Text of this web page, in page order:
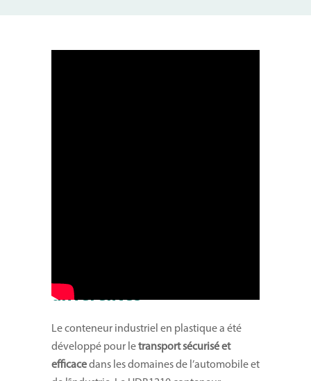
différentes
Le conteneur industriel en plastique a été
développé pour letransport sécurisé et
efficacedans les domaines de l’automobile et